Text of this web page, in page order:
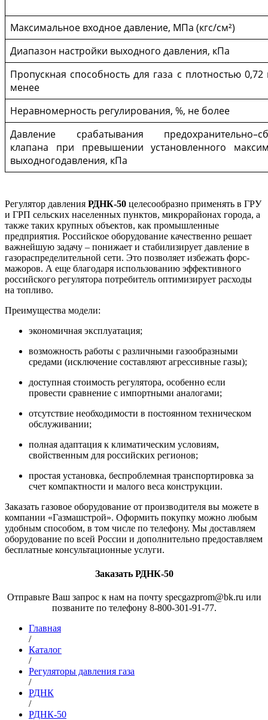
Максимальное входное давление, МПа (кгс/см²)
Диапазон настройки выходного давления, кПа
Пропускная способность для газа с плотностью 0,72
менее
Неравномерность регулирования, %, не более
Давление срабатывания
клапана при превышении установленного
выходногодавления, кПа
Регулятор давления РДНК-50 целесообразно применять в ГРУ
и ГРП сельских населенных пунктов, микрорайонах города, а
также таких крупных объектов, как промышленные
предприятия. Российское оборудование качественно решает
важнейшую задачу – понижает и стабилизирует давление в
газораспределительной сети. Это позволяет избежать форс-
мажоров. А еще благодаря использованию эффективного
российского регулятора потребитель оптимизирует расходы
на топливо.
Преимущества модели:
экономичная эксплуатация;
возможность работы с различными газообразными
средами (исключение составляют агрессивные газы);
доступная стоимость регулятора, особенно если
провести сравнение с импортными аналогами;
отсутствие необходимости в постоянном техническом
обслуживании;
полная адаптация к климатическим условиям,
свойственным для российских регионов;
простая установка, беспроблемная транспортировка за
счет компактности и малого веса конструкции.
Заказать газовое оборудование от производителя вы можете в
компании «Газмашстрой». Оформить покупку можно любым
удобным способом, в том числе по телефону. Мы доставляем
оборудование по всей России и дополнительно предоставляем
бесплатные консультационные услуги.
Заказать РДНК-50
Отправьте Ваш запрос к нам на почту specgazprom@bk.ru или
позваните по телефону 8-800-301-91-77.
Главная
/
Каталог
/
Регуляторы давления газа
/
РДНК
/
РДНК-50